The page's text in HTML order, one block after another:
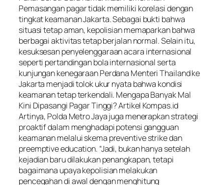
Pemasangan pagar tidak memiliki korelasi dengan
tingkat keamanan Jakarta. Sebagai bukti bahwa
situasi tetap aman, kepolisian memaparkan bahwa
berbagai aktivitas tetap berjalan normal. Selain itu,
kesuksesan penyelenggaraan acara internasional
seperti pertandingan bola internasional serta
kunjungan kenegaraan Perdana Menteri Thailand ke
Jakarta menjadi tolok ukur nyata bahwa kondisi
keamanan tetap terkendali. Mengapa Banyak Mal
Kini Dipasangi Pagar Tinggi? Artikel Kompas.id
Artinya, Polda Metro Jaya juga menerapkan strategi
proaktif dalam menghadapi potensi gangguan
keamanan melalui skema preventive strike dan
preemptive education. “Jadi, bukan hanya setelah
kejadian baru dilakukan penangkapan, tetapi
bagaimana upaya kepolisian melakukan
pencegahan di awal dengan menghitung